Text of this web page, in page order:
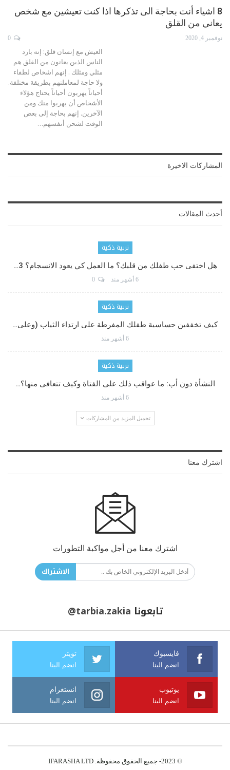
8 اشياء أنت بحاجة الى تذكرها اذا كنت تعيشين مع شخص
يعاني من القلق
نوفمبر 4, 2020
العيش مع إنسان قلق: إنه بارد
الناس الذين يعانون من القلق هم
مثلي ومثلك . إنهم اشخاص لطفاء
ولا حاجة لمعاملتهم بطريقة مختلفة.
أحياناً يهربون أحياناً يحتاج هؤلاء
الأشخاص أن يهربوا منك ومن
الآخرين. إنهم بحاجة إلى بعض
الوقت لشحن أنفسهم…
المشاركات الاخيرة
أحدث المقالات
تربية ذكية
هل اختفى حب طفلك من قلبك؟ ما العمل كي يعود الانسجام؟ 3…
6 أشهر منذ 0
تربية ذكية
كيف تخففين حساسية طفلك المفرطة على ارتداء الثياب (وعلى…
6 أشهر منذ
تربية ذكية
النشأة دون أب: ما عواقب ذلك على الفتاة وكيف تتعافى منها؟…
6 أشهر منذ
تحميل المزيد من المشاركات
اشترك معنا
اشترك معنا من أجل مواكبة التطورات
الاشتراك
تابعونا @tarbia.zakia
فايسبوك
انضم الينا
تويتر
انضم الينا
يوتيوب
انضم الينا
انستغرام
انضم الينا
© 2023- جميع الحقوق محفوظة. IFARASHA LTD